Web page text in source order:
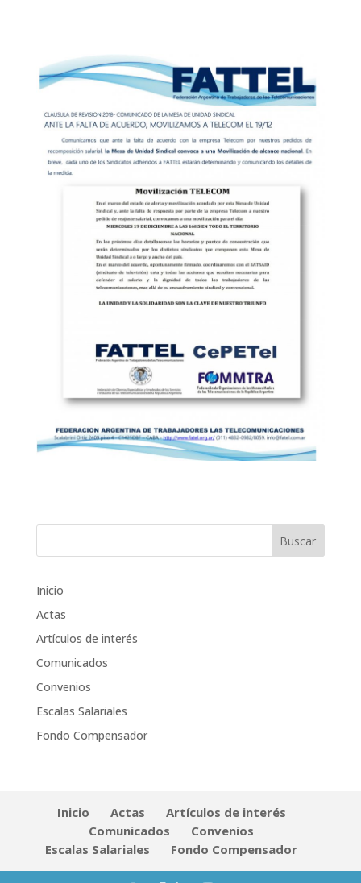
Inicio
Actas
Artículos de interés
Comunicados
Convenios
Escalas Salariales
Fondo Compensador
Inicio Actas
Artículos de interés
Comunicados
Convenios
Escalas Salariales
Fondo Compensador